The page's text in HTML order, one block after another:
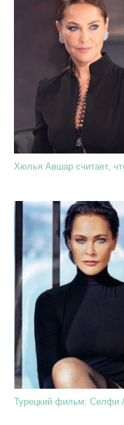
Хюлья Авшар считает,
Турецкий фильм: Селфи